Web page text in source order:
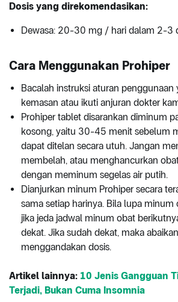
Dosis yang direkomendasikan:
Dewasa: 20-30 mg / hari dalam 2-3
Cara Menggunakan Prohiper
Bacalah instruksi aturan penggunaan
kemasan atau ikuti anjuran dokter
Prohiper tablet disarankan diminum
kosong, yaitu 30-45 menit sebelum
dapat ditelan secara utuh. Jangan
membelah, atau menghancurkan
dengan meminum segelas air putih.
Dianjurkan minum Prohiper secara
sama setiap harinya. Bila lupa minum
jika jeda jadwal minum obat
dekat. Jika sudah dekat, maka
menggandakan dosis.
Artikel lainnya: 10 Jenis Gangguan
Terjadi, Bukan Cuma Insomnia